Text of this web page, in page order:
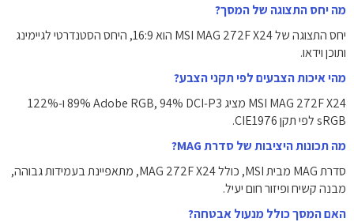
מה יחס התצוגה של המסך?
יחס התצוגה של MSI MAG 272F X24 הוא ‎16:9‎, היחס הסטנדרטי לגיימינג
ותוכן וידאו.
מהי איכות הצבעים לפי תקני הצבע?
MSI MAG 272F X24 מציג ‎89% Adobe RGB‎, ‎94% DCI‑P3‎ ו‑‎122%
sRGB‎ לפי תקן CIE1976.
מה תכונות היציבות של סדרת MAG?
סדרת MAG מבית MSI, כולל MAG 272F X24, מתאפיינת בעמידות גבוהה,
מבנה קשיח ופיזור חום יעיל.
האם המסך כולל מנעול אבטחה?